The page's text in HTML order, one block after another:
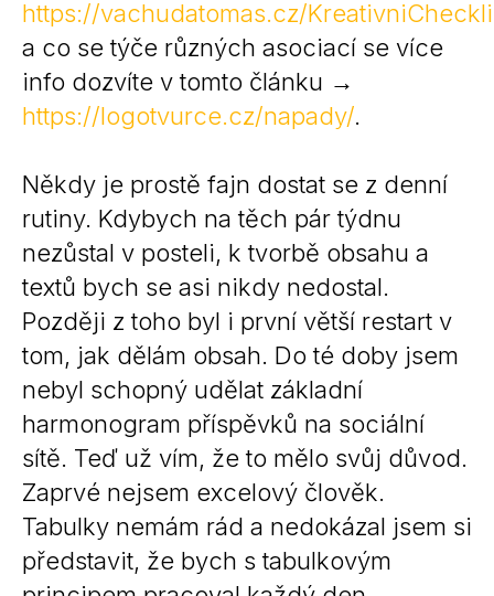
https://vachudatomas.cz/
a co se týče různých asociací se více
info dozvíte v tomto článku →
https://logotvurce.cz/napady/.
Někdy je prostě fajn dostat se z denní
rutiny. Kdybych na těch pár týdnu
nezůstal v posteli, k tvorbě obsahu a
textů bych se asi nikdy nedostal.
Později z toho byl i první větší restart v
tom, jak dělám obsah. Do té doby jsem
nebyl schopný udělat základní
harmonogram příspěvků na sociální
sítě. Teď už vím, že to mělo svůj důvod.
Zaprvé nejsem excelový člověk.
Tabulky nemám rád a nedokázal jsem si
představit, že bych s tabulkovým